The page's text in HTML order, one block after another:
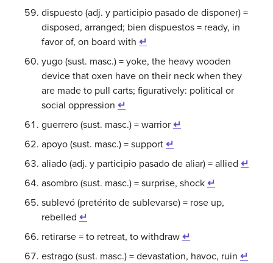
dispuesto (adj. y participio pasado de disponer) =
disposed, arranged; bien dispuestos = ready, in
favor of, on board with ↵
yugo (sust. masc.) = yoke, the heavy wooden
device that oxen have on their neck when they
are made to pull carts; figuratively: political or
social oppression ↵
guerrero (sust. masc.) = warrior ↵
apoyo (sust. masc.) = support ↵
aliado (adj. y participio pasado de aliar) = allied ↵
asombro (sust. masc.) = surprise, shock ↵
sublevó (pretérito de sublevarse) = rose up,
rebelled ↵
retirarse = to retreat, to withdraw ↵
estrago (sust. masc.) = devastation, havoc, ruin ↵